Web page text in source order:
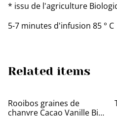
* issu de l'agriculture
5-7 minutes d'infusion 85 ° C
Related items
Rooibos graines de
chanvre Cacao Vanille Bio